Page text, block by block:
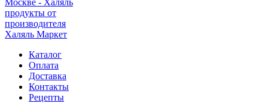
Каталог
Оплата
Доставка
Контакты
Рецепты